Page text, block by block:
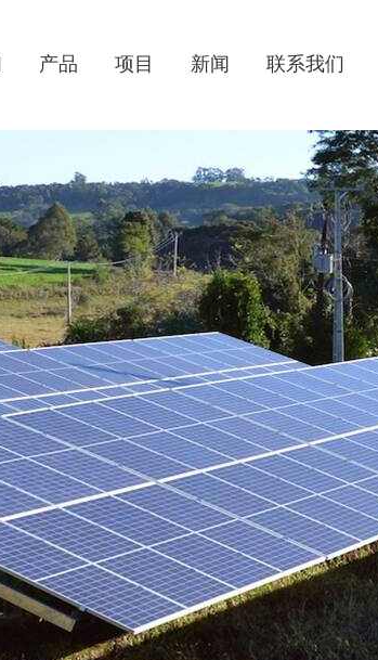
产品 项目 新闻 联系我们